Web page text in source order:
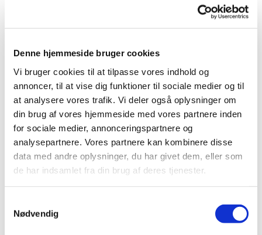
Denne hjemmeside bruger cookies
Vi bruger cookies til at tilpasse vores indhold og
annoncer, til at vise dig funktioner til sociale medier og til
at analysere vores trafik. Vi deler også oplysninger om
din brug af vores hjemmeside med vores partnere inden
for sociale medier, annonceringspartnere og
analysepartnere. Vores partnere kan kombinere disse
data med andre oplysninger, du har givet dem, eller som
de har indsamlet fra din brug af deres tjenester.
Nødvendig
10.30, hvor vi synger de dejlige salmer, vi kender, og der er
hvor kirken byder på lækre pølsehorn, pizzasnegle og en
Når vi har spist, slår vi katten af tønden, og der vil være
tønder for forskellige aldersklasser med kåring af
kattekonger og -dronninger.
Efter tøndeslagning, og medens vi spiser fastelavnsboller
og drikker kaffe/saftevand, kåres de bedste
udklædninger for de forskellige aldersgrupper og for den
grimmeste voksenudklædning.
Hele arrangementet er gratis for alle børn og voksne med
Så find din flotteste/sjoveste/grimmeste udklædning